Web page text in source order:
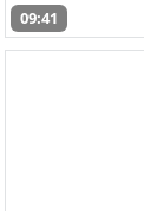
09:41